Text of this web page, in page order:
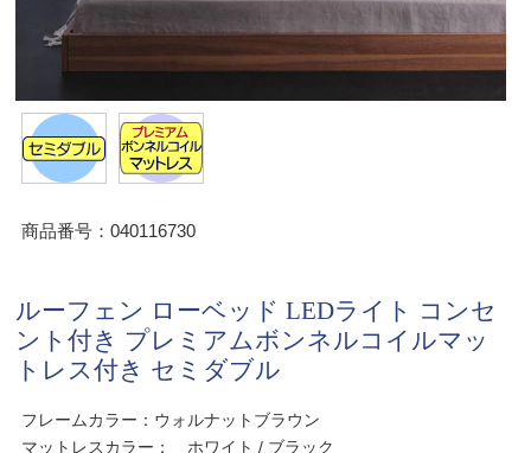
商品番号：040116730
ルーフェン ローベッド LEDライト コンセ
ント付き プレミアムボンネルコイルマッ
トレス付き セミダブル
フレームカラー：ウォルナットブラウン
マットレスカラー： ホワイト / ブラック